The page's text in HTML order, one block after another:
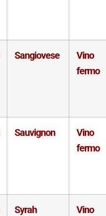
Sangiovese
Vino
fermo
Sauvignon
Vino
fermo
Syrah
Vino